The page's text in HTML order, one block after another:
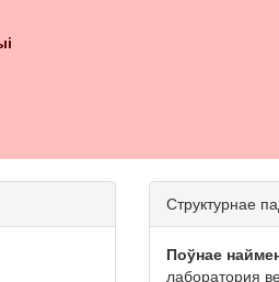
Структурнае
Поўнае
лаборатория